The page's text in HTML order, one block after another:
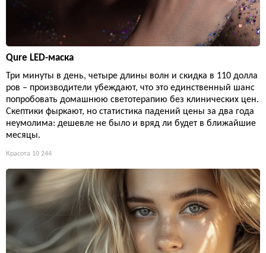
Qure LED-маска
Три минуты в день, четыре длины волн и скидка в 110 долла
ров – производители убеждают, что это единственный шанс
попробовать домашнюю светотерапию без клинических цен.
Скептики фыркают, но статистика падений цены за два года
неумолима: дешевле не было и вряд ли будет в ближайшие
месяцы.
Красота 10 244